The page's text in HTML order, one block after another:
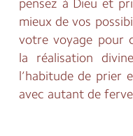
pensez à Dieu et
mieux de vos
votre voyage pour
la réalisation
l’habitude de prier
avec autant de